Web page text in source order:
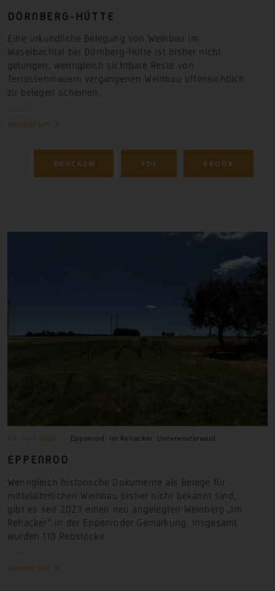
DÖRNBERG-HÜTTE
Eine urkundliche Belegung von Weinbau im
Waselbachtal bei Dörnberg-Hütte ist bisher nicht
gelungen, wenngleich sichtbare Reste von
Terrassenmauern vergangenen Weinbau offensichtlich
zu belegen scheinen.
Weiterlesen
DRUCKEN PDF EBOOK
28. Juni 2025 Eppenrod Im Rehacker Unterwesterwald
EPPENROD
Wenngleich historische Dokumente als Belege für
mittelalterlichen Weinbau bisher nicht bekannt sind,
gibt es seit 2023 einen neu angelegten Weinberg „Im
Rehacker“ in der Eppenroder Gemarkung. Insgesamt
wurden 110 Rebstöcke
Weiterlesen